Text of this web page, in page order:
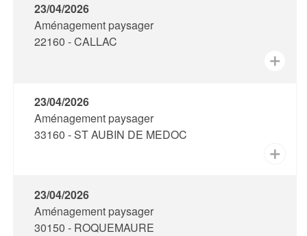
23/04/2026
Aménagement paysager
22160 - CALLAC
✕
23/04/2026
Aménagement paysager
33160 - ST AUBIN DE MEDOC
✕
23/04/2026
Aménagement paysager
30150 - ROQUEMAURE